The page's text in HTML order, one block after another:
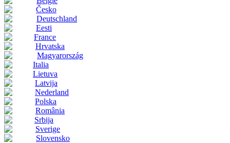
Česko
Deutschland
Eesti
France
Hrvatska
Magyarország
Italia
Lietuva
Latvija
Nederland
Polska
România
Srbija
Sverige
Slovensko